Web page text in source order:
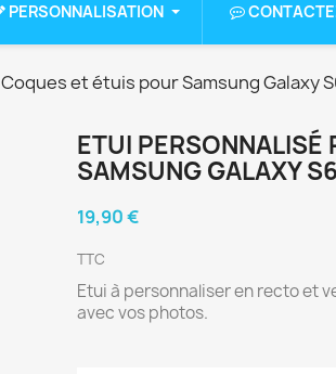
PERSONNALISATION
Coques et étuis pour Samsung Galaxy
ETUI PERSONNALISÉ
SAMSUNG GALAXY
19,90 €
TTC
Etui à personnaliser en recto et
avec vos photos.